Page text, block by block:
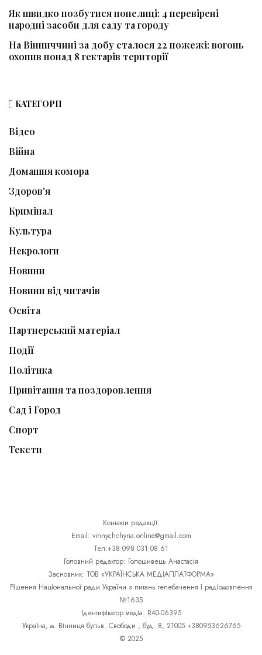
Як швидко позбутися попелиці: 4 перевірені
народні засоби для саду та городу
На Вінниччині за добу сталося 22 пожежі: вогонь
охопив понад 8 гектарів території
КАТЕГОРІЇ
Відео
Війна
Домашня комора
Здоров'я
Кримінал
Культура
Некрологи
Новини
Новини від читачів
Освіта
Партнерський матеріал
Події
Політика
Привітання та поздоровлення
Сад і Город
Спорт
Тексти
Контакти редакції:
Email: vinnychchyna.online@gmail.com
Тел:+38 098 031 08 61
Головний редактор: Голошивець Анастасія
Засновник: ТОВ «УКРАЇНСЬКА МЕДІАПЛАТФОРМА»
Рішення Національної ради України з питань телебачення і радіомовлення
№1635
Ідентифікатор медіа: R40-06395
Україна, м. Вінниця бульв. Свободи , буд. 8, 21005 +380953626765
© 2025